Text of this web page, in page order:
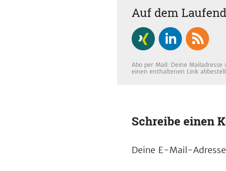
Auf dem
Abo per Mail: Deine
einen enthaltenen Link
Schreibe einen
Deine E-Mail-